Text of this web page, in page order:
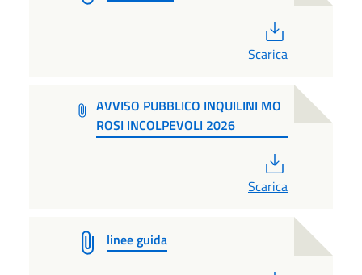
Scarica
AVVISO PUBBLICO INQUILINI MO
ROSI INCOLPEVOLI 2026
Scarica
linee guida